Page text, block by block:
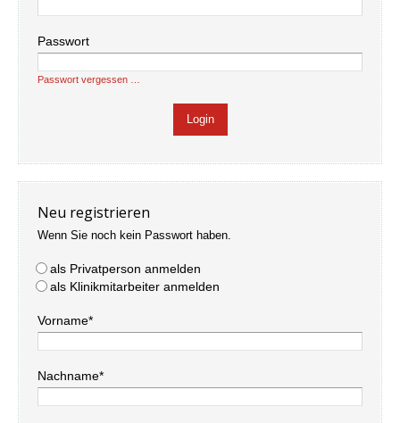
Passwort
Passwort vergessen …
Neu registrieren
Wenn Sie noch kein Passwort haben.
als Privatperson anmelden
als Klinikmitarbeiter anmelden
Vorname*
Nachname*